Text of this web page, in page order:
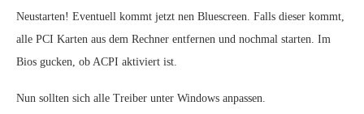
Neustarten! Eventuell kommt jetzt nen Bluescreen. Falls dieser kommt,
alle PCI Karten aus dem Rechner entfernen und nochmal starten. Im
Bios gucken, ob ACPI aktiviert ist.
Nun sollten sich alle Treiber unter Windows anpassen.